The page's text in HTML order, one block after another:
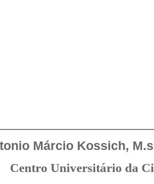
Márcio Kossich,
Centro Universitário da